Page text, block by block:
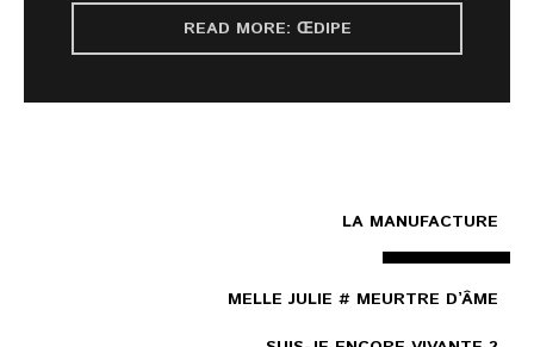
READ MORE: ŒDIPE
LA MANUFACTURE
MELLE JULIE # MEURTRE D’ÂME